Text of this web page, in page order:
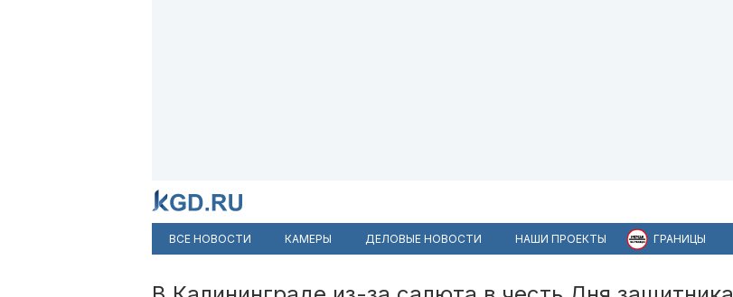
ВСЕ НОВОСТИ КАМЕРЫ ДЕЛОВЫЕ НОВОСТИ НАШИ ПРОЕКТЫ ГРАНИЦЫ